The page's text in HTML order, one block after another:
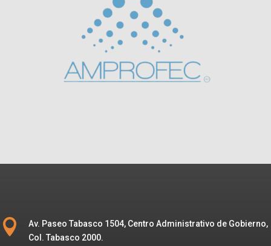

Av. Paseo Tabasco 1504, Centro Administrativo de Gobierno,
Col. Tabasco 2000.